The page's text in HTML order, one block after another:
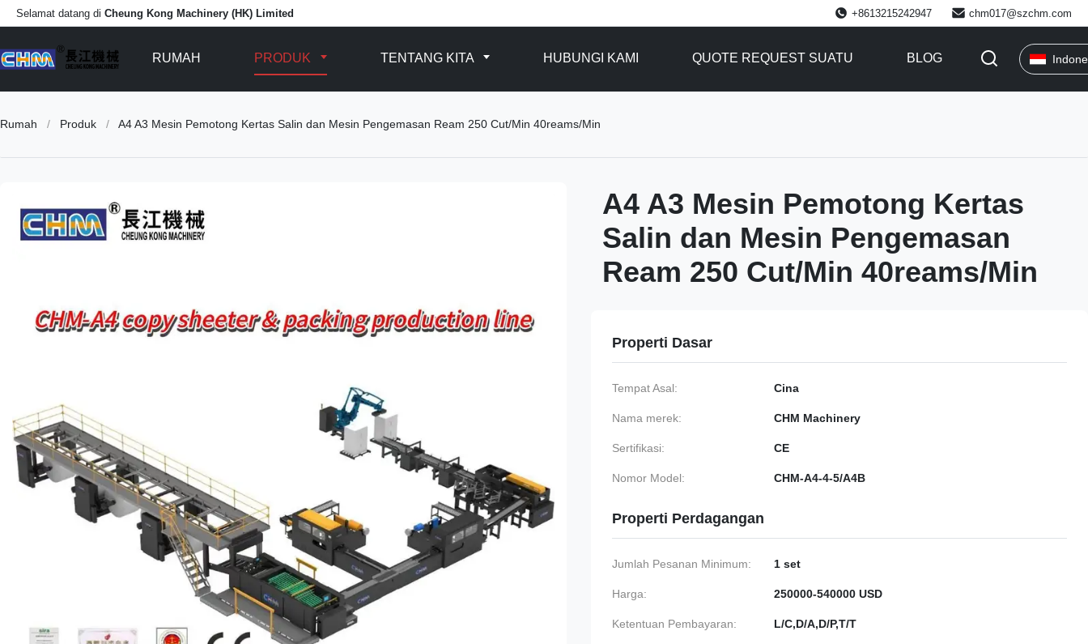
Selamat datang di Cheung Kong Machinery (HK) Limited +8613215242947 chm017@szchm.com
RUMAH PRODUK TENTANG KITA HUBUNGI KAMI QUOTE REQUEST SUATU BLOG
Rumah / Produk / A4 A3 Mesin Pemotong Kertas Salin dan Mesin Pengemasan Ream 250 Cut/Min 40reams/Min
A4 A3 Mesin Pemotong Kertas
Salin dan Mesin Pengemasan
Ream 250 Cut/Min 40reams/Min
Properti Dasar
Tempat Asal: Cina
Nama merek: CHM Machinery
Sertifikasi: CE
Nomor Model: CHM-A4-4-5/A4B
Properti Perdagangan
Jumlah Pesanan Minimum: 1 set
Harga: 250000-540000 USD
Ketentuan Pembayaran: L/C,D/A,D/P,T/T